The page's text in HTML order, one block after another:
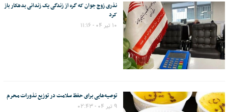
نذری زوج جوان که گره از زندگی یک زندانی بدهکار باز
کرد
۱۰ تیر ۰۴ - ۱۱:۱۶
توصیه‌هایی برای حفظ سلامت در توزیع نذورات محرم
۹ تیر ۰۴ - ۰۲:۴۳